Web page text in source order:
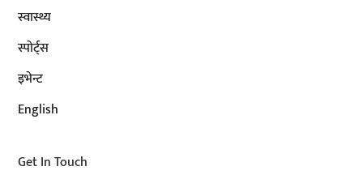
स्वास्थ्य
स्पोर्ट्स
इभेन्ट
English
Get In Touch